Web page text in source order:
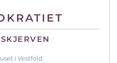
i Vestfold